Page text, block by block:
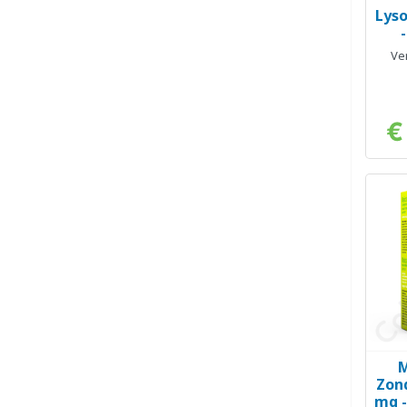
mg